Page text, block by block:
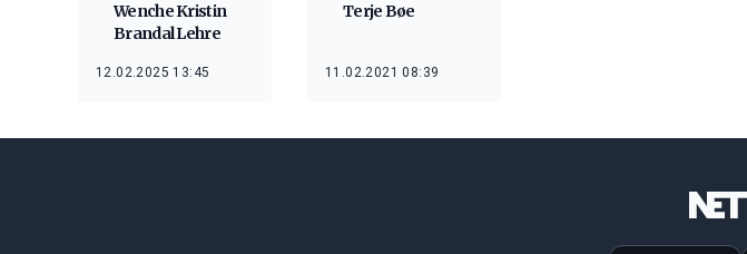
Wenche Kristin
Brandal Lehre
12.02.2025 13:45
Terje Bøe
11.02.2021 08:39